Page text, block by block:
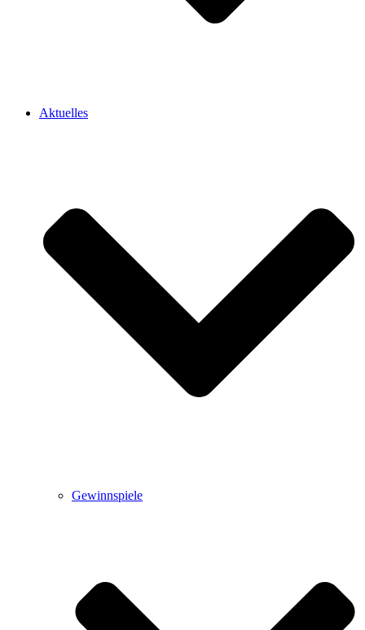
Aktuelles
Gewinnspiele